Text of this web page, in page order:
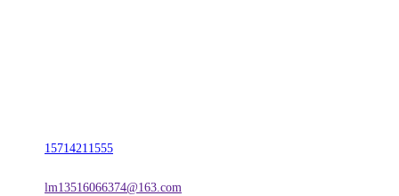
15714211555
lm13516066374@163.com